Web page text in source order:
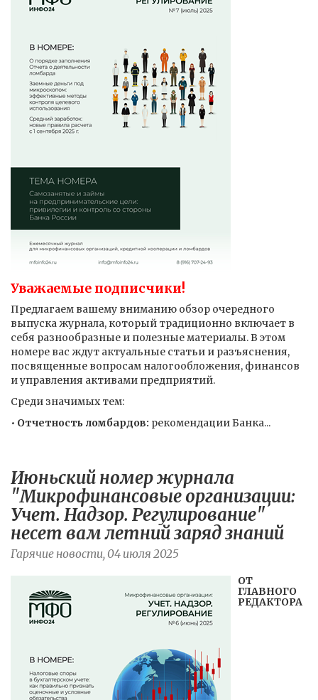
Уважаемые подписчики!
Предлагаем вашему вниманию обзор очередного
выпуска журнала, который традиционно включает в
себя разнообразные и полезные материалы. В этом
номере вас ждут актуальные статьи и разъяснения,
посвященные вопросам налогообложения, финансов
и управления активами предприятий.
Среди значимых тем:
• Отчетность ломбардов: рекомендации Банка...
Июньский номер журнала
"Микрофинансовые организации:
Учет. Надзор. Регулирование"
несет вам летний заряд знаний
Гарячие новости, 04 июля 2025
ОТ
ГЛАВНОГО
РЕДАКТОРА